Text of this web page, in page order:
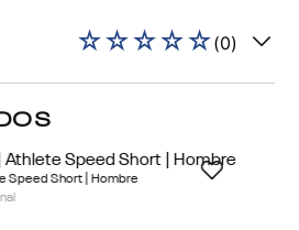
☆☆☆☆☆(0)
Speed Short | Hombre